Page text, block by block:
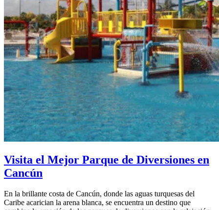
Visita el Mejor Parque de Diversiones en
Cancún
En la brillante costa de Cancún, donde las aguas turquesas del
Caribe acarician la arena blanca, se encuentra un destino que